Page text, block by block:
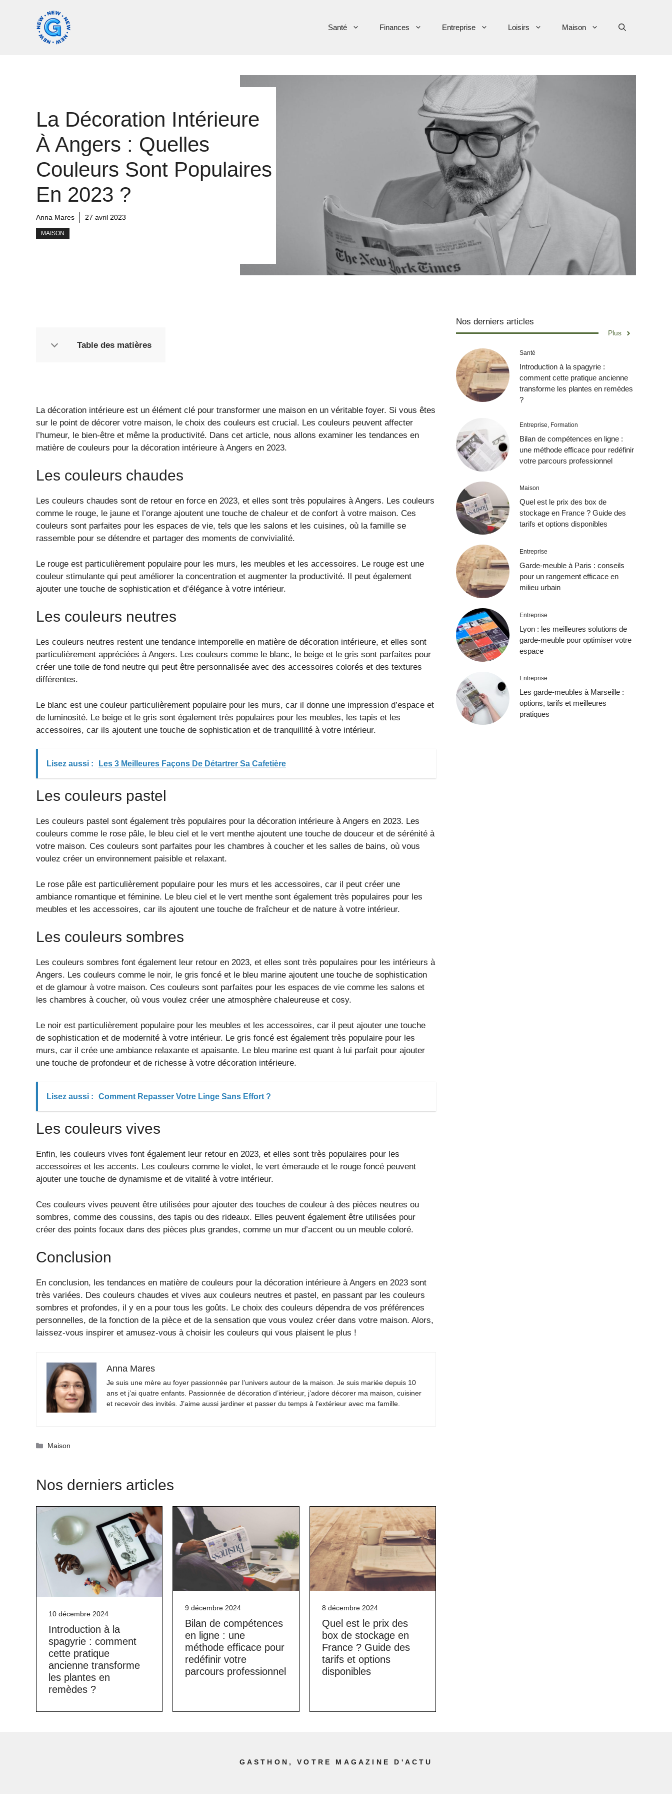
Santé Finances Entreprise Loisirs Maison
La Décoration Intérieure
À Angers : Quelles
Couleurs Sont Populaires
En 2023 ?
Anna Mares 27 avril 2023
MAISON
Table des matières
La décoration intérieure est un élément clé pour transformer une maison en un véritable foyer. Si vous êtes
sur le point de décorer votre maison, le choix des couleurs est crucial. Les couleurs peuvent affecter
l’humeur, le bien-être et même la productivité. Dans cet article, nous allons examiner les tendances en
matière de couleurs pour la décoration intérieure à Angers en 2023.
Les couleurs chaudes
Les couleurs chaudes sont de retour en force en 2023, et elles sont très populaires à Angers. Les couleurs
comme le rouge, le jaune et l’orange ajoutent une touche de chaleur et de confort à votre maison. Ces
couleurs sont parfaites pour les espaces de vie, tels que les salons et les cuisines, où la famille se
rassemble pour se détendre et partager des moments de convivialité.
Le rouge est particulièrement populaire pour les murs, les meubles et les accessoires. Le rouge est une
couleur stimulante qui peut améliorer la concentration et augmenter la productivité. Il peut également
ajouter une touche de sophistication et d’élégance à votre intérieur.
Les couleurs neutres
Les couleurs neutres restent une tendance intemporelle en matière de décoration intérieure, et elles sont
particulièrement appréciées à Angers. Les couleurs comme le blanc, le beige et le gris sont parfaites pour
créer une toile de fond neutre qui peut être personnalisée avec des accessoires colorés et des textures
différentes.
Le blanc est une couleur particulièrement populaire pour les murs, car il donne une impression d’espace et
de luminosité. Le beige et le gris sont également très populaires pour les meubles, les tapis et les
accessoires, car ils ajoutent une touche de sophistication et de tranquillité à votre intérieur.
Lisez aussi : Les 3 Meilleures Façons De Détartrer Sa Cafetière
Les couleurs pastel
Les couleurs pastel sont également très populaires pour la décoration intérieure à Angers en 2023. Les
couleurs comme le rose pâle, le bleu ciel et le vert menthe ajoutent une touche de douceur et de sérénité à
votre maison. Ces couleurs sont parfaites pour les chambres à coucher et les salles de bains, où vous
voulez créer un environnement paisible et relaxant.
Le rose pâle est particulièrement populaire pour les murs et les accessoires, car il peut créer une
ambiance romantique et féminine. Le bleu ciel et le vert menthe sont également très populaires pour les
meubles et les accessoires, car ils ajoutent une touche de fraîcheur et de nature à votre intérieur.
Les couleurs sombres
Les couleurs sombres font également leur retour en 2023, et elles sont très populaires pour les intérieurs à
Angers. Les couleurs comme le noir, le gris foncé et le bleu marine ajoutent une touche de sophistication
et de glamour à votre maison. Ces couleurs sont parfaites pour les espaces de vie comme les salons et
les chambres à coucher, où vous voulez créer une atmosphère chaleureuse et cosy.
Le noir est particulièrement populaire pour les meubles et les accessoires, car il peut ajouter une touche
de sophistication et de modernité à votre intérieur. Le gris foncé est également très populaire pour les
murs, car il crée une ambiance relaxante et apaisante. Le bleu marine est quant à lui parfait pour ajouter
une touche de profondeur et de richesse à votre décoration intérieure.
Lisez aussi : Comment Repasser Votre Linge Sans Effort ?
Les couleurs vives
Enfin, les couleurs vives font également leur retour en 2023, et elles sont très populaires pour les
accessoires et les accents. Les couleurs comme le violet, le vert émeraude et le rouge foncé peuvent
ajouter une touche de dynamisme et de vitalité à votre intérieur.
Ces couleurs vives peuvent être utilisées pour ajouter des touches de couleur à des pièces neutres ou
sombres, comme des coussins, des tapis ou des rideaux. Elles peuvent également être utilisées pour
créer des points focaux dans des pièces plus grandes, comme un mur d’accent ou un meuble coloré.
Conclusion
En conclusion, les tendances en matière de couleurs pour la décoration intérieure à Angers en 2023 sont
très variées. Des couleurs chaudes et vives aux couleurs neutres et pastel, en passant par les couleurs
sombres et profondes, il y en a pour tous les goûts. Le choix des couleurs dépendra de vos préférences
personnelles, de la fonction de la pièce et de la sensation que vous voulez créer dans votre maison. Alors,
laissez-vous inspirer et amusez-vous à choisir les couleurs qui vous plaisent le plus !
Anna Mares
Je suis une mère au foyer passionnée par l’univers autour de la maison. Je suis mariée depuis 10
ans et j’ai quatre enfants. Passionnée de décoration d’intérieur, j’adore décorer ma maison, cuisiner
et recevoir des invités. J’aime aussi jardiner et passer du temps à l’extérieur avec ma famille.
Catégories
Maison
Nos derniers articles
10 décembre 2024
Introduction à la
spagyrie : comment
cette pratique
ancienne transforme
les plantes en
remèdes ?
9 décembre 2024
Bilan de compétences
en ligne : une
méthode efficace pour
redéfinir votre
parcours professionnel
8 décembre 2024
Quel est le prix des
box de stockage en
France ? Guide des
tarifs et options
disponibles
Nos derniers articles
Plus
Santé
Introduction à la spagyrie :
comment cette pratique ancienne
transforme les plantes en remèdes
?
Entreprise, Formation
Bilan de compétences en ligne :
une méthode efficace pour redéfinir
votre parcours professionnel
Maison
Quel est le prix des box de
stockage en France ? Guide des
tarifs et options disponibles
Entreprise
Garde-meuble à Paris : conseils
pour un rangement efficace en
milieu urbain
Entreprise
Lyon : les meilleures solutions de
garde-meuble pour optimiser votre
espace
Entreprise
Les garde-meubles à Marseille :
options, tarifs et meilleures
pratiques
GASTHON, VOTRE MAGAZINE D'ACTU